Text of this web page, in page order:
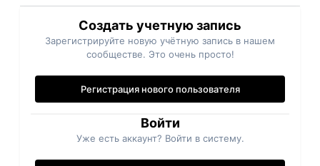
Создать учетную запись
Зарегистрируйте новую учётную запись в нашем
сообществе. Это очень просто!
Регистрация нового пользователя
Войти
Уже есть аккаунт? Войти в систему.